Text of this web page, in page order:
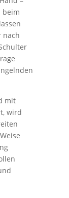
beim
nach
mit
wird